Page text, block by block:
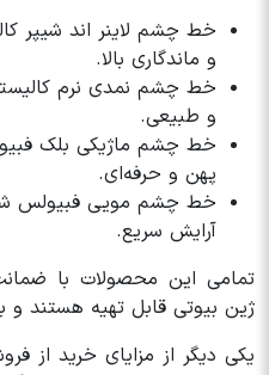
خط چشم لاینر اند شیپر
و ماندگاری بالا.
خط چشم نمدی نرم
و طبیعی.
خط چشم ماژیکی بلک
پهن و حرفه‌ای.
‫خط چشم مویی فبیولس
آرایش سریع.‬‬‬‬
تمامی این محصولات با
ژین بیوتی قابل تهیه هستند
یکی دیگر از مزایای خرید از